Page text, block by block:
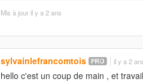
Mis à jouril y a 2 ans
sylvainlefrancomtois il y a 2
hello c'est un coup de main , et